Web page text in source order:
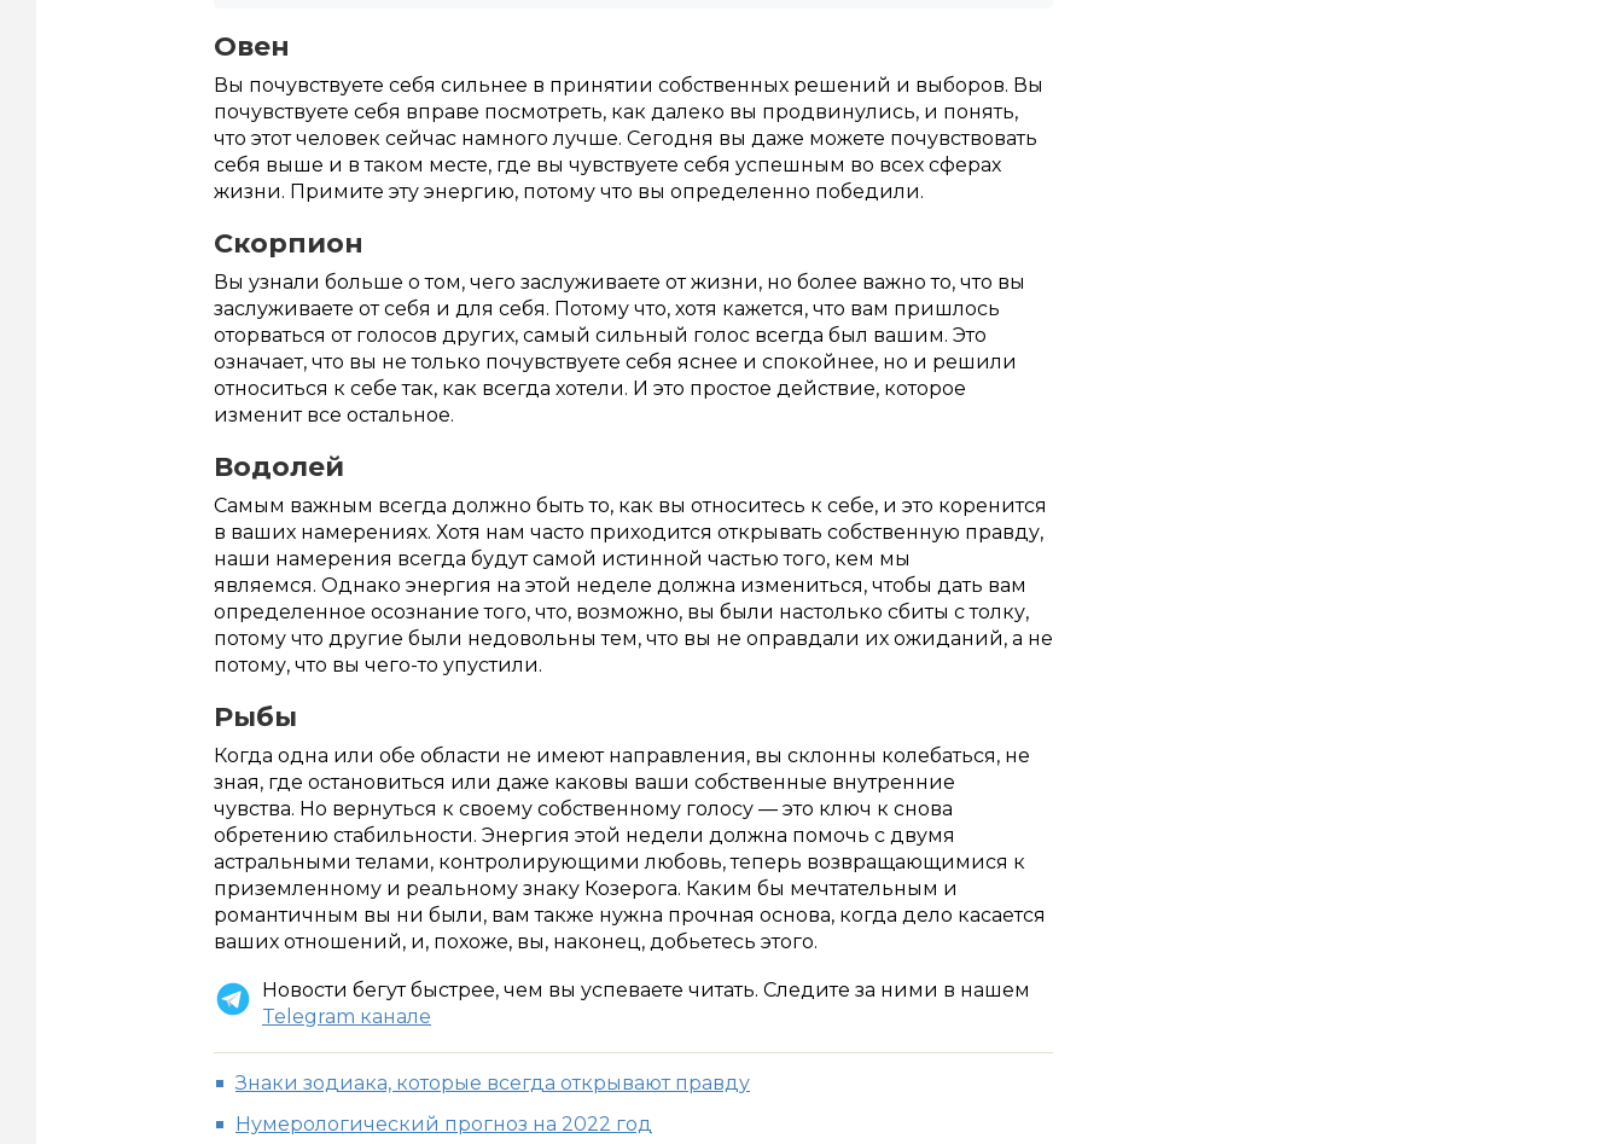
Овен
Вы почувствуете себя сильнее в принятии собственных решений и выборов. Вы
почувствуете себя вправе посмотреть, как далеко вы продвинулись, и понять,
что этот человек сейчас намного лучше. Сегодня вы даже можете почувствовать
себя выше и в таком месте, где вы чувствуете себя успешным во всех сферах
жизни. Примите эту энергию, потому что вы определенно победили.
Скорпион
Вы узнали больше о том, чего заслуживаете от жизни, но более важно то, что вы
заслуживаете от себя и для себя. Потому что, хотя кажется, что вам пришлось
оторваться от голосов других, самый сильный голос всегда был вашим. Это
означает, что вы не только почувствуете себя яснее и спокойнее, но и решили
относиться к себе так, как всегда хотели. И это простое действие, которое
изменит все остальное.
Водолей
Самым важным всегда должно быть то, как вы относитесь к себе, и это коренится
в ваших намерениях. Хотя нам часто приходится открывать собственную правду,
наши намерения всегда будут самой истинной частью того, кем мы
являемся. Однако энергия на этой неделе должна измениться, чтобы дать вам
определенное осознание того, что, возможно, вы были настолько сбиты с толку,
потому что другие были недовольны тем, что вы не оправдали их ожиданий, а не
потому, что вы чего-то упустили.
Рыбы
Когда одна или обе области не имеют направления, вы склонны колебаться, не
зная, где остановиться или даже каковы ваши собственные внутренние
чувства. Но вернуться к своему собственному голосу — это ключ к снова
обретению стабильности. Энергия этой недели должна помочь с двумя
астральными телами, контролирующими любовь, теперь возвращающимися к
приземленному и реальному знаку Козерога. Каким бы мечтательным и
романтичным вы ни были, вам также нужна прочная основа, когда дело касается
ваших отношений, и, похоже, вы, наконец, добьетесь этого.
Новости бегут быстрее, чем вы успеваете читать. Следите за ними в нашем
Telegram канале
Знаки зодиака, которые всегда открывают правду
Нумерологический прогноз на 2022 год